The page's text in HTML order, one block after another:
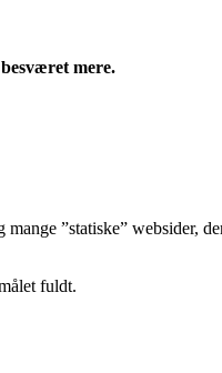
mere.
”statiske” websider,
fuldt.